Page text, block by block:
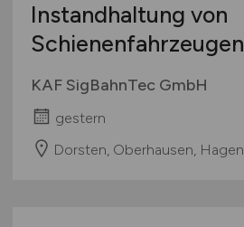
Instandhaltung von
Schienenfahrzeugen
KAF SigBahnTec GmbH
gestern
Dorsten, Oberhausen, Hagen